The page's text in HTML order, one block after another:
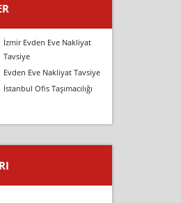
İzmir Evden Eve Nakliyat
Tavsiye
Evden Eve Nakliyat Tavsiye
İstanbul Ofis Taşımacılığı